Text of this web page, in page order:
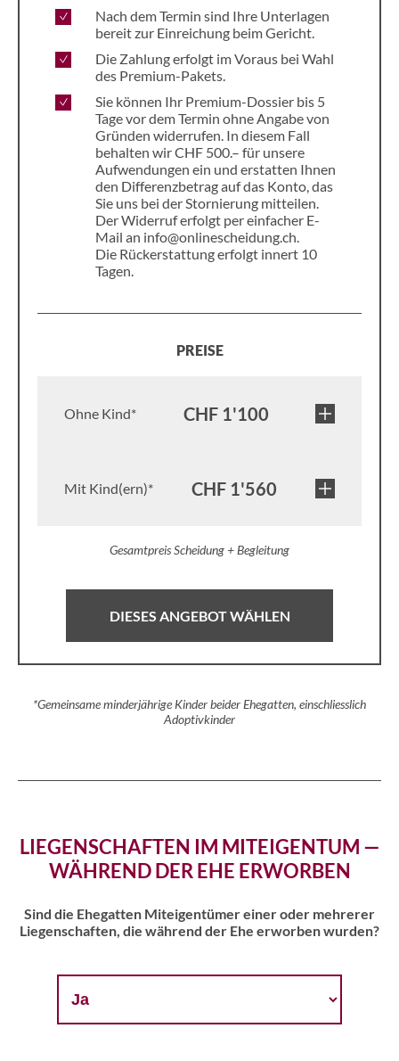
Nach dem Termin sind Ihre Unterlagen
bereit zur Einreichung beim Gericht.
Die Zahlung erfolgt im Voraus bei Wahl
des Premium-Pakets.
Sie können Ihr Premium-Dossier bis 5
Tage vor dem Termin ohne Angabe von
Gründen widerrufen. In diesem Fall
behalten wir CHF 500.– für unsere
Aufwendungen ein und erstatten Ihnen
den Differenzbetrag auf das Konto, das
Sie uns bei der Stornierung mitteilen.
Der Widerruf erfolgt per einfacher E-
Mail an info@onlinescheidung.ch.
Die Rückerstattung erfolgt innert 10
Tagen.
PREISE
Ohne Kind* CHF 1'100
Mit Kind(ern)* CHF 1'560
Gesamtpreis Scheidung + Begleitung
DIESES ANGEBOT WÄHLEN
*Gemeinsame minderjährige Kinder beider Ehegatten, einschliesslich
Adoptivkinder
LIEGENSCHAFTEN IM MITEIGENTUM —
WÄHREND DER EHE ERWORBEN
Sind die Ehegatten Miteigentümer einer oder mehrerer
Liegenschaften, die während der Ehe erworben wurden?